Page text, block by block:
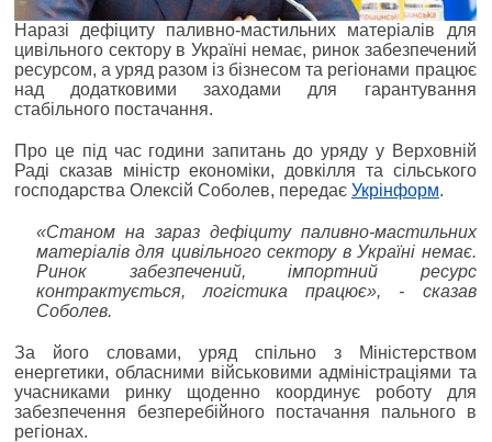
Наразі дефіциту паливно-мастильних матеріалів для
цивільного сектору в Україні немає, ринок забезпечений
ресурсом, а уряд разом із бізнесом та регіонами працює
над додатковими заходами для гарантування
стабільного постачання.
Про це під час години запитань до уряду у Верховній
Раді сказав міністр економіки, довкілля та сільського
господарства Олексій Соболев, передає Укрінформ.
«Станом на зараз дефіциту паливно-мастильних
матеріалів для цивільного сектору в Україні немає.
Ринок забезпечений, імпортний ресурс
контрактується, логістика працює», - сказав
Соболев.
За його словами, уряд спільно з Міністерством
енергетики, обласними військовими адміністраціями та
учасниками ринку щоденно координує роботу для
забезпечення безперебійного постачання пального в
регіонах.